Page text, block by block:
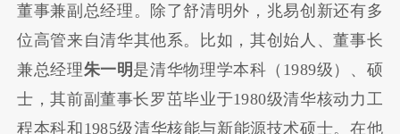
董事兼副总经理。除了舒清明外，兆易创新还有多
位高管来自清华其他系。比如，其创始人、董事长
兼总经理朱一明 是清华物理学本科（1989级）、硕
士，其前副董事长罗茁毕业于1980级清华核动力工
程本科和1985级清华核能与新能源技术硕士。在他